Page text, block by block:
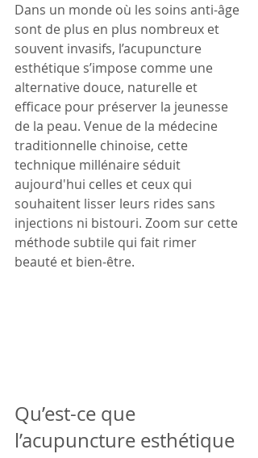
Dans un monde où les soins anti-âge
sont de plus en plus nombreux et
souvent invasifs, l’acupuncture
esthétique s’impose comme une
alternative douce, naturelle et
efficace pour préserver la jeunesse
de la peau. Venue de la médecine
traditionnelle chinoise, cette
technique millénaire séduit
aujourd'hui celles et ceux qui
souhaitent lisser leurs rides sans
injections ni bistouri. Zoom sur cette
méthode subtile qui fait rimer
beauté et bien-être.
Qu’est-ce que
l’acupuncture esthétique